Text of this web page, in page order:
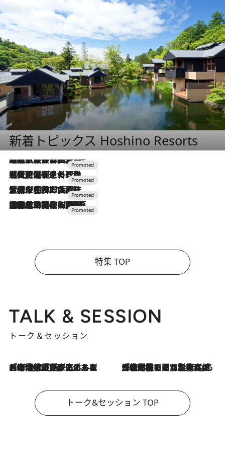
新着トピックス Hoshino Resorts
2026.7.31
【ホテル帰省】という選択肢をOMOが提案。家族とほどよい距離を保つには「昼は実家、夜は気兼ねなくホテルで！」
2026.7.24
【夏限定ディナーコース】旬を迎える稚鮎や花ズッキーニなどをイタリア・トスカーナの郷土料理の手法で満喫！
2026.7.17
「土佐和ハーブかき氷」がOMO7高知に登場！生姜、山椒、大葉など目にも舌にも涼を呼ぶ郷土の味
2026.7.10
NEW OPEN！【界 草津】名湯の地に誕生。趣の異なる2種の温泉と上州ならではの会席・蕎麦割烹など美食を味わう究極の癒やし旅
特集 TOP
TALK & SESSION
トーク＆セッション
2026.8.3
「今後値上げがあるとすれば…」「リスクがあるのは今年の冬」エネルギー専門家が語る、ホルムズ海峡封鎖が家庭にもたらす“ある心配” 2026.8.3
「住宅建てられない…」「サーチャージ料の高値が続いている」ホルムズ海峡封鎖による影響はいつまで続く？《エネルギー専門家に聞く“どうなる日本の暮らし”》
トーク&セッション TOP